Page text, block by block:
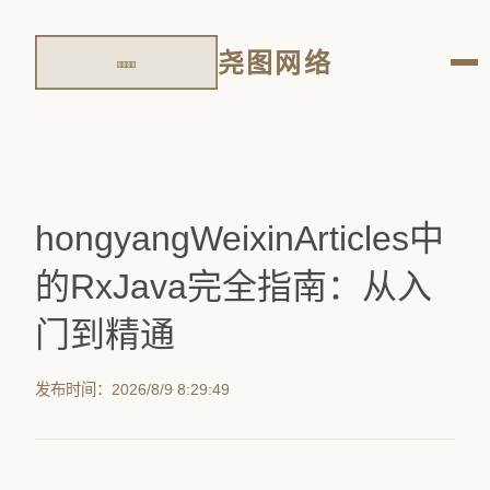
尧图网络
hongyangWeixinArticles中
的RxJava完全指南：从入
门到精通
发布时间：2026/8/9 8:29:49